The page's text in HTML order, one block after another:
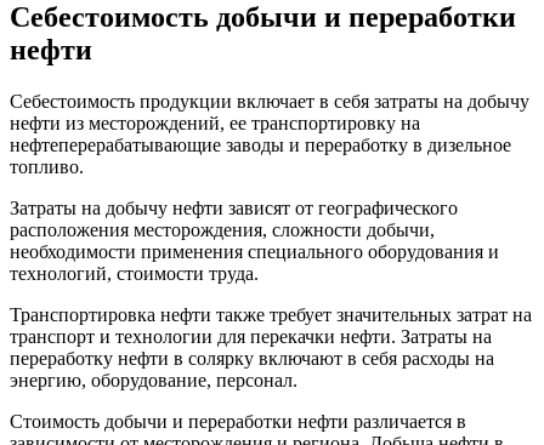
Себестоимость добычи и переработки
нефти
Себестоимость продукции включает в себя затраты на добычу
нефти из месторождений, ее транспортировку на
нефтеперерабатывающие заводы и переработку в дизельное
топливо.
Затраты на добычу нефти зависят от географического
расположения месторождения, сложности добычи,
необходимости применения специального оборудования и
технологий, стоимости труда.
Транспортировка нефти также требует значительных затрат на
транспорт и технологии для перекачки нефти. Затраты на
переработку нефти в солярку включают в себя расходы на
энергию, оборудование, персонал.
Стоимость добычи и переработки нефти различается в